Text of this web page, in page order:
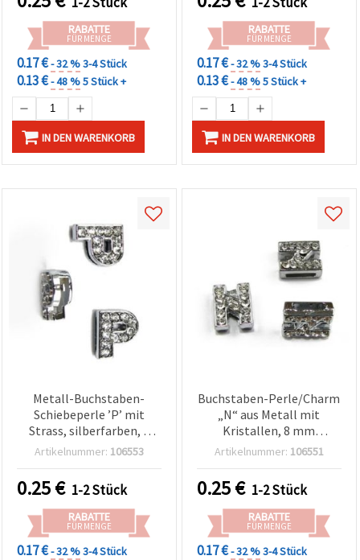
RABATTE
FÜR MENGE
0.17 €- 32 %3-4 Stück
0.13 €- 48 %5 Stück +
IN DEN WARENKORB
RABATTE
FÜR MENGE
0.17 €- 32 %3-4 Stück
0.13 €- 48 %5 Stück +
IN DEN WARENKORB
Metall-Buchstaben-
Schiebeperle ’P’ mit
Strass, silberfarben, 8
mm Großloch – ideal für
Basteldeko
Artikelnummer: 106553
0.25€ 1-2 Stück
RABATTE
FÜR MENGE
0.17 €- 32 %3-4 Stück
Buchstaben-Perle/Charm
„N“ aus Metall mit
Kristallen, 8 mm
Großloch, silberfarben,
Halsketten, DIY
Schmuckherstellung
Artikelnummer: 106551
0.25€ 1-2 Stück
RABATTE
FÜR MENGE
0.17 €- 32 %3-4 Stück